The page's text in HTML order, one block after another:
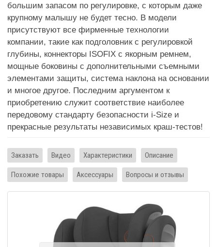
большим запасом по регулировке, с которым даже
крупному малышу не будет тесно. В модели
присутствуют все фирменные технологии
компании, такие как подголовник с регулировкой
глубины, коннекторы ISOFIX с якорным ремнем,
мощные боковины с дополнительными съемными
элементами защиты, система наклона на основании
и многое другое. Последним аргументом к
приобретению служит соответствие наиболее
передовому стандарту безопасности i-Size и
прекрасные результаты независимых краш-тестов!
Заказать Видео Характеристики Описание
Похожие товары Аксессуары Вопросы и отзывы